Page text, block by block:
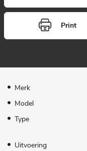
Print
Merk
Model
Type
Uitvoering